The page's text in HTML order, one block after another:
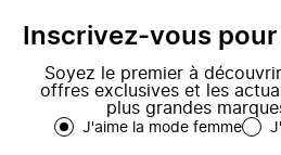
Inscrivez-vous
Soyez le premier à
offres exclusives et les
plus grandes
J'aime la mode femme